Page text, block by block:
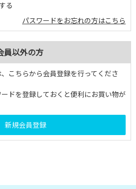
る
パスワードをお忘れの方はこちら
員以外の方
こちらから会員登録を行ってくださ
ドを登録しておくと便利にお買い物が